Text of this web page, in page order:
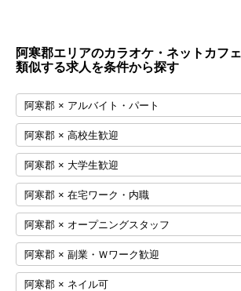
阿寒郡エリアのカラオケ・ネットカフ
類似する求人を条件から探す
阿寒郡 × アルバイト・パート
阿寒郡 × 高校生歓迎
阿寒郡 × 大学生歓迎
阿寒郡 × 在宅ワーク・内職
阿寒郡 × オープニングスタッフ
阿寒郡 × 副業・Ｗワーク歓迎
阿寒郡 × ネイル可